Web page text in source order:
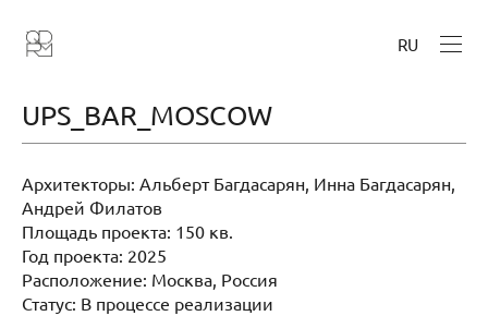
RU
UPS_BAR_MOSCOW
Архитекторы: Альберт Багдасарян, Инна Багдасарян,
Андрей Филатов
Площадь проекта: 150 кв.
Год проекта: 2025
Расположение: Москва, Россия
Статус: В процессе реализации